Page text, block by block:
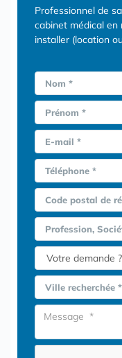
Professionnel de
cabinet médical en
installer (location
Nom *
Prénom *
E-mail *
Téléphone *
Code postal de
Profession,
Ville recherchée *